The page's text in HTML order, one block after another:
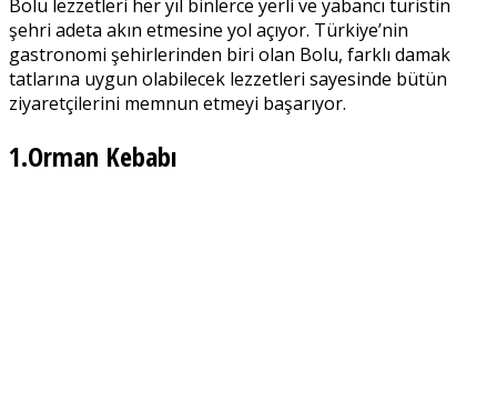
Bolu lezzetleri her yıl binlerce yerli ve yabancı turistin
şehri adeta akın etmesine yol açıyor. Türkiye’nin
gastronomi şehirlerinden biri olan Bolu, farklı damak
tatlarına uygun olabilecek lezzetleri sayesinde bütün
ziyaretçilerini memnun etmeyi başarıyor.
1.Orman Kebabı